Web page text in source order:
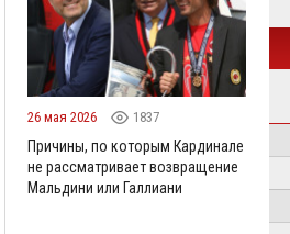
26 мая 2026 1837
Причины, по которым Кардинале
не рассматривает возвращение
Мальдини или Галлиани